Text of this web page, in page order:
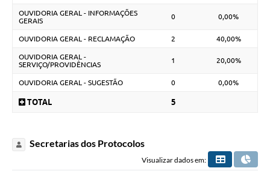
OUVIDORIA GERAL - INFORMAÇÕES
GERAIS
0 0,00%
OUVIDORIA GERAL - RECLAMAÇÃO 2 40,00%
OUVIDORIA GERAL -
SERVIÇO/PROVIDÊNCIAS
1 20,00%
OUVIDORIA GERAL - SUGESTÃO 0 0,00%
TOTAL 5
Secretarias dos Protocolos
Visualizar dados em: